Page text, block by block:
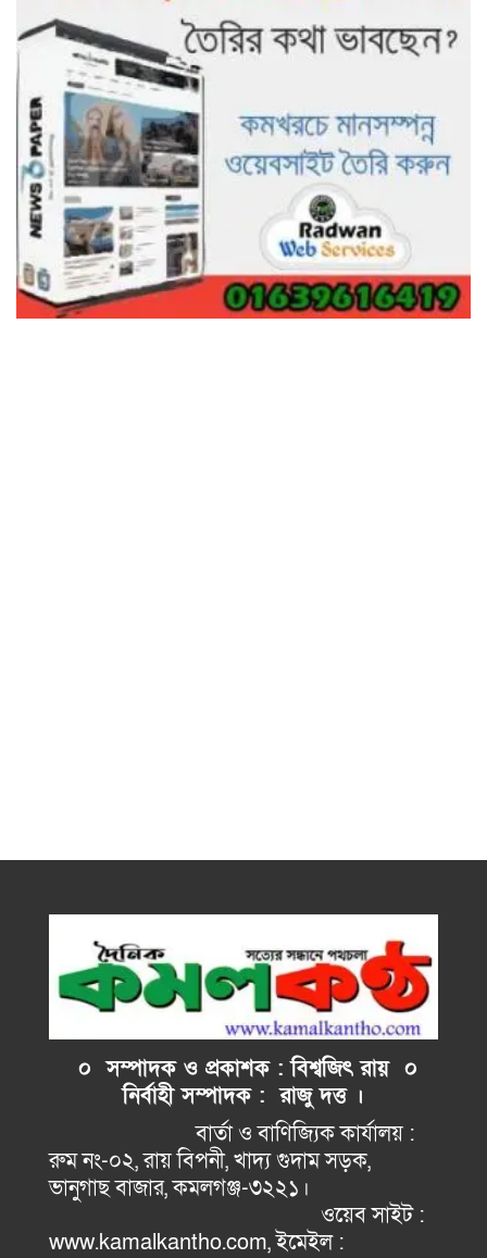
গাছ না কেটে আমাদের পুড়িয়ে মারলে
ভালো হতো’: বন বিভাগের নিষ্ঠুরতায়
নিঃস্ব কৃষক
০ সম্পাদক ও প্রকাশক : বিশ্বজিৎ রায় ০
নির্বাহীসম্পাদক : রাজু দত্ত ।
বার্তা ও বাণিজ্যিক কার্যালয় :
রুম নং-০২, রায় বিপনী, খাদ্য গুদাম সড়ক,
ভানুগাছ বাজার, কমলগঞ্জ-৩২২১।
ওয়েব সাইট :
www.kamalkantho.com, ইমেইল :